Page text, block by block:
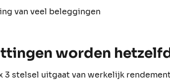
van veel beleggingen
worden
3 stelsel uitgaat van werkelijk